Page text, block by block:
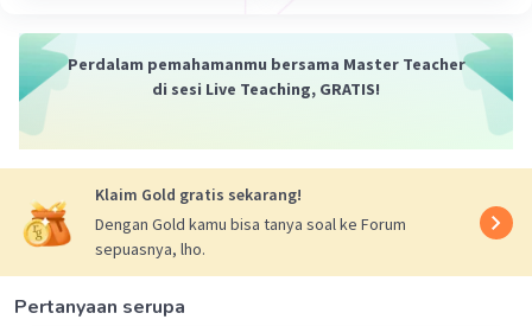
Perdalam pemahamanmu bersama Master Teacher
di sesi Live Teaching, GRATIS!
Klaim Gold gratis sekarang!
Dengan Gold kamu bisa tanya soal ke Forum
sepuasnya, lho.
Pertanyaan serupa